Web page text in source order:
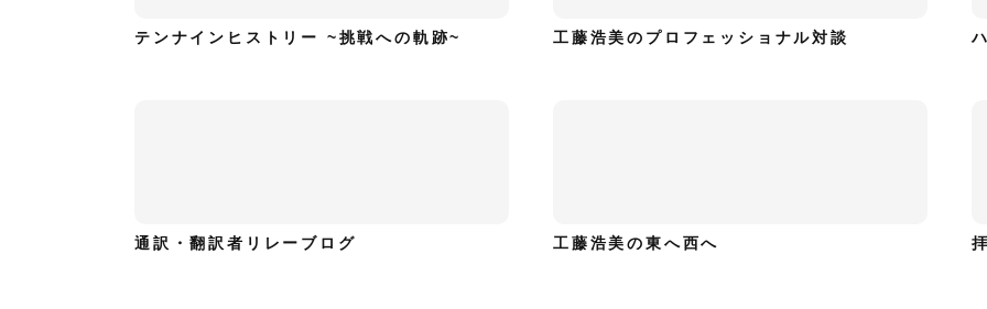
テンナインヒストリー ~挑戦への軌跡~ 工藤浩美のプロフェッショナル対談
通訳・翻訳者リレーブログ 工藤浩美の東へ西へ